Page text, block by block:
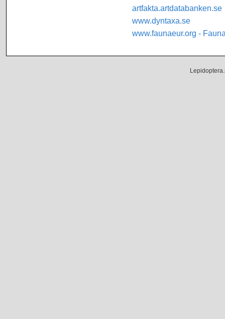
artfakta.artdatabanken.se
www.dyntaxa.se
www.faunaeur.org -